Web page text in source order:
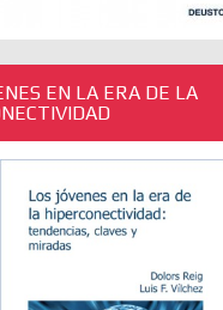
EN LA ERA DE LA